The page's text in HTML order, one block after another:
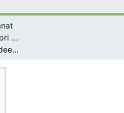
Navega per tot el DD
Contacte
Màster - Dret Probatori en el Procés Penal (IL3-UB)
Problemática de los deepfakes como resultado de las diligencias iniciales de investigación en la jurisdicción penal salvadoreña